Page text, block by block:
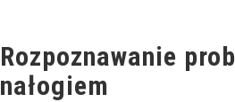
Rozpoznawanie
nałogiem